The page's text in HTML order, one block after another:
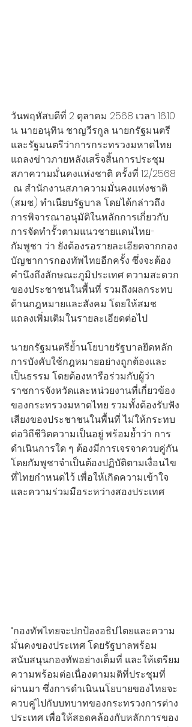
วันพฤหัสบดีที่ 2 ตุลาคม 2568 เวลา 16.10
น. นายอนุทิน ชาญวีรกูล นายกรัฐมนตรี
และรัฐมนตรีว่าการกระทรวงมหาดไทย
แถลงข่าวภายหลังเสร็จสิ้นการประชุม
สภาความมั่นคงแห่งชาติ ครั้งที่ 12/2568
ณ สำนักงานสภาความมั่นคงแห่งชาติ
(สมช.) ทำเนียบรัฐบาล โดยได้กล่าวถึง
การพิจารณาอนุมัติในหลักการเกี่ยวกับ
การจัดทำรั้วตามแนวชายแดนไทย-
กัมพูชา ว่า ยังต้องรอรายละเอียดจากกอง
บัญชาการกองทัพไทยอีกครั้ง ซึ่งจะต้อง
คำนึงถึงลักษณะภูมิประเทศ ความสะดวก
ของประชาชนในพื้นที่ รวมถึงผลกระทบ
ด้านกฎหมายและสังคม โดยให้สมช.
แถลงเพิ่มเติมในรายละเอียดต่อไป
นายกรัฐมนตรีย้ำนโยบายรัฐบาลยึดหลัก
การบังคับใช้กฎหมายอย่างถูกต้องและ
เป็นธรรม โดยต้องหารือร่วมกับผู้ว่า
ราชการจังหวัดและหน่วยงานที่เกี่ยวข้อง
ของกระทรวงมหาดไทย รวมทั้งต้องรับฟัง
เสียงของประชาชนในพื้นที่ ไม่ให้กระทบ
ต่อวิถีชีวิตความเป็นอยู่ พร้อมย้ำว่า การ
ดำเนินการใด ๆ ต้องมีการเจรจาควบคู่กัน
โดยกัมพูชาจำเป็นต้องปฏิบัติตามเงื่อนไข
ที่ไทยกำหนดไว้ เพื่อให้เกิดความเข้าใจ
และความร่วมมือระหว่างสองประเทศ
“กองทัพไทยจะปกป้องอธิปไตยและความ
มั่นคงของประเทศ โดยรัฐบาลพร้อม
สนับสนุนกองทัพอย่างเต็มที่ และให้เตรียม
ความพร้อมต่อเนื่องตามมติที่ประชุมที่
ผ่านมา ซึ่งการดำเนินนโยบายของไทยจะ
ควบคู่ไปกับบทบาทของกระทรวงการต่าง
ประเทศ เพื่อให้สอดคล้องกับหลักการของ